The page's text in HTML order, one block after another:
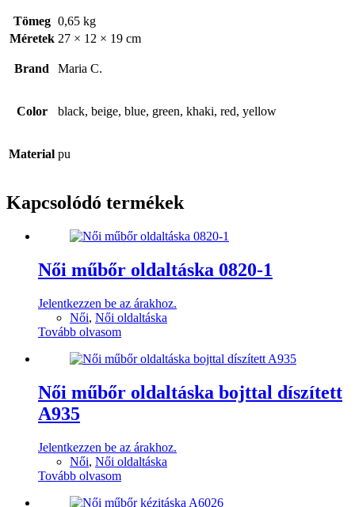
Tömeg 0,65 kg
Méretek 27 × 12 × 19 cm
Brand Maria C.
Color black, beige, blue, green, khaki, red, yellow
Material pu
Kapcsolódó termékek
Női műbőr oldaltáska 0820-1
Jelentkezzen be az árakhoz.
Női, Női oldaltáska
Tovább olvasom
Női műbőr oldaltáska bojttal díszített
A935
Jelentkezzen be az árakhoz.
Női, Női oldaltáska
Tovább olvasom